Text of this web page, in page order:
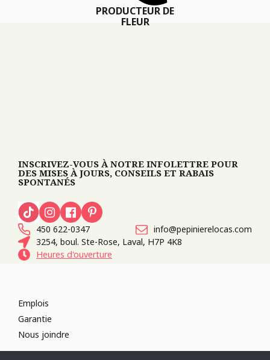
PRODUCTEUR DE
FLEUR
INSCRIVEZ-VOUS À NOTRE INFOLETTRE POUR
DES MISES À JOURS, CONSEILS ET RABAIS
SPONTANÉS
450 622-0347
info@pepinierelocas.com
3254, boul. Ste-Rose, Laval, H7P 4K8
Heures d'ouverture
Emplois
Garantie
Nous joindre